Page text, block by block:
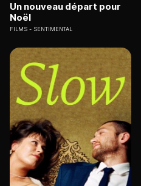
Un nouveau départ pour
Noël
FILMS SENTIMENTAL